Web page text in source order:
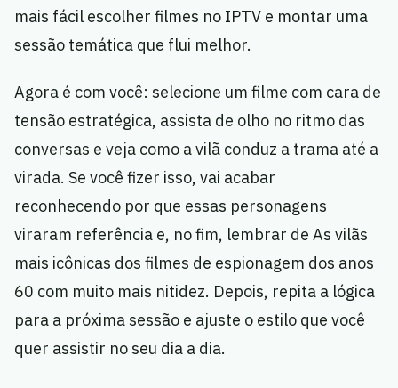
mais fácil escolher filmes no IPTV e montar uma
sessão temática que flui melhor.
Agora é com você: selecione um filme com cara de
tensão estratégica, assista de olho no ritmo das
conversas e veja como a vilã conduz a trama até a
virada. Se você fizer isso, vai acabar
reconhecendo por que essas personagens
viraram referência e, no fim, lembrar de As vilãs
mais icônicas dos filmes de espionagem dos anos
60 com muito mais nitidez. Depois, repita a lógica
para a próxima sessão e ajuste o estilo que você
quer assistir no seu dia a dia.